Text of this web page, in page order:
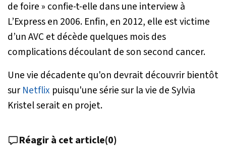
de foire » confie-t-elle dans une interview à
L’Express en 2006. Enfin, en 2012, elle est victime
d’un AVC et décède quelques mois des
complications découlant de son second cancer.
Une vie décadente qu'on devrait découvrir bientôt
sur Netflix puisqu'une série sur la vie de Sylvia
Kristel serait en projet.
Réagir à cet article(0)